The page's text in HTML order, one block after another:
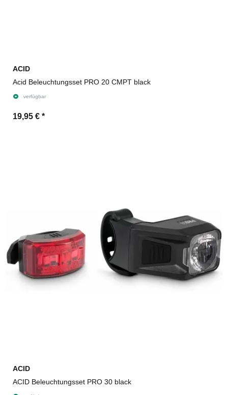
ACID
Acid Beleuchtungsset PRO 20 CMPT black
verfügbar
19,95 € *
ACID
ACID Beleuchtungsset PRO 30 black